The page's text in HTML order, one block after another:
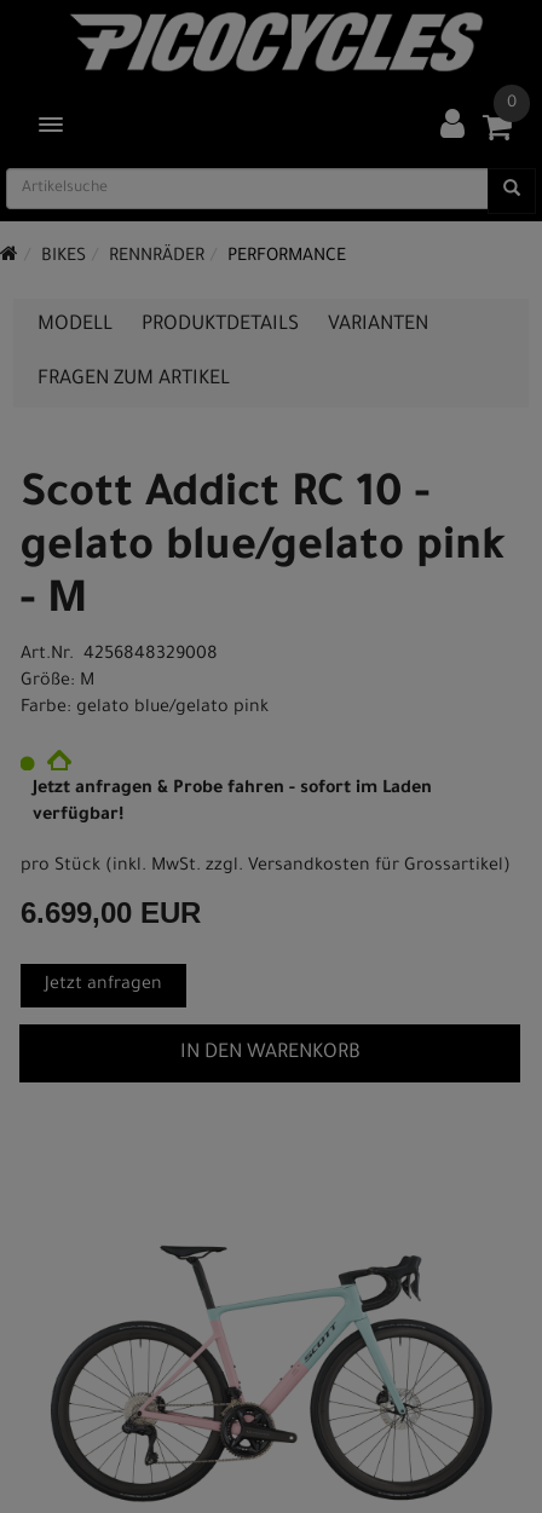
TOGGLE NAVIGATION
0
BIKES RENNRÄDER PERFORMANCE
MODELL PRODUKTDETAILS VARIANTEN
FRAGEN ZUM ARTIKEL
Scott Addict RC 10 -
gelato blue/gelato pink
- M
Art.Nr. 4256848329008
Größe: M
Farbe: gelato blue/gelato pink
Jetzt anfragen & Probe fahren - sofort im Laden
verfügbar!
pro Stück (inkl. MwSt. zzgl. Versandkosten für Grossartikel)
6.699,00 EUR
Jetzt anfragen
IN DEN WARENKORB